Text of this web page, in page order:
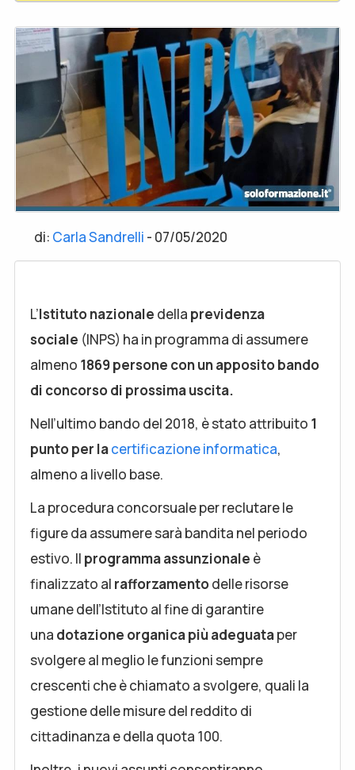
di: Carla Sandrelli - 07/05/2020
L’Istituto nazionale della previdenza
sociale (INPS) ha in programma di assumere
almeno 1869 persone con un apposito bando
di concorso di prossima uscita.
Nell’ultimo bando del 2018, è stato attribuito 1
punto per lacertificazione informatica,
almeno a livello base.
La procedura concorsuale per reclutare le
figure da assumere sarà bandita nel periodo
estivo. Il programma assunzionale è
finalizzato al rafforzamentodelle risorse
umane dell’Istituto al fine di garantire
una dotazione organica più adeguataper
svolgere al meglio le funzioni sempre
crescenti che è chiamato a svolgere, quali la
gestione delle misure del reddito di
cittadinanza e della quota 100.